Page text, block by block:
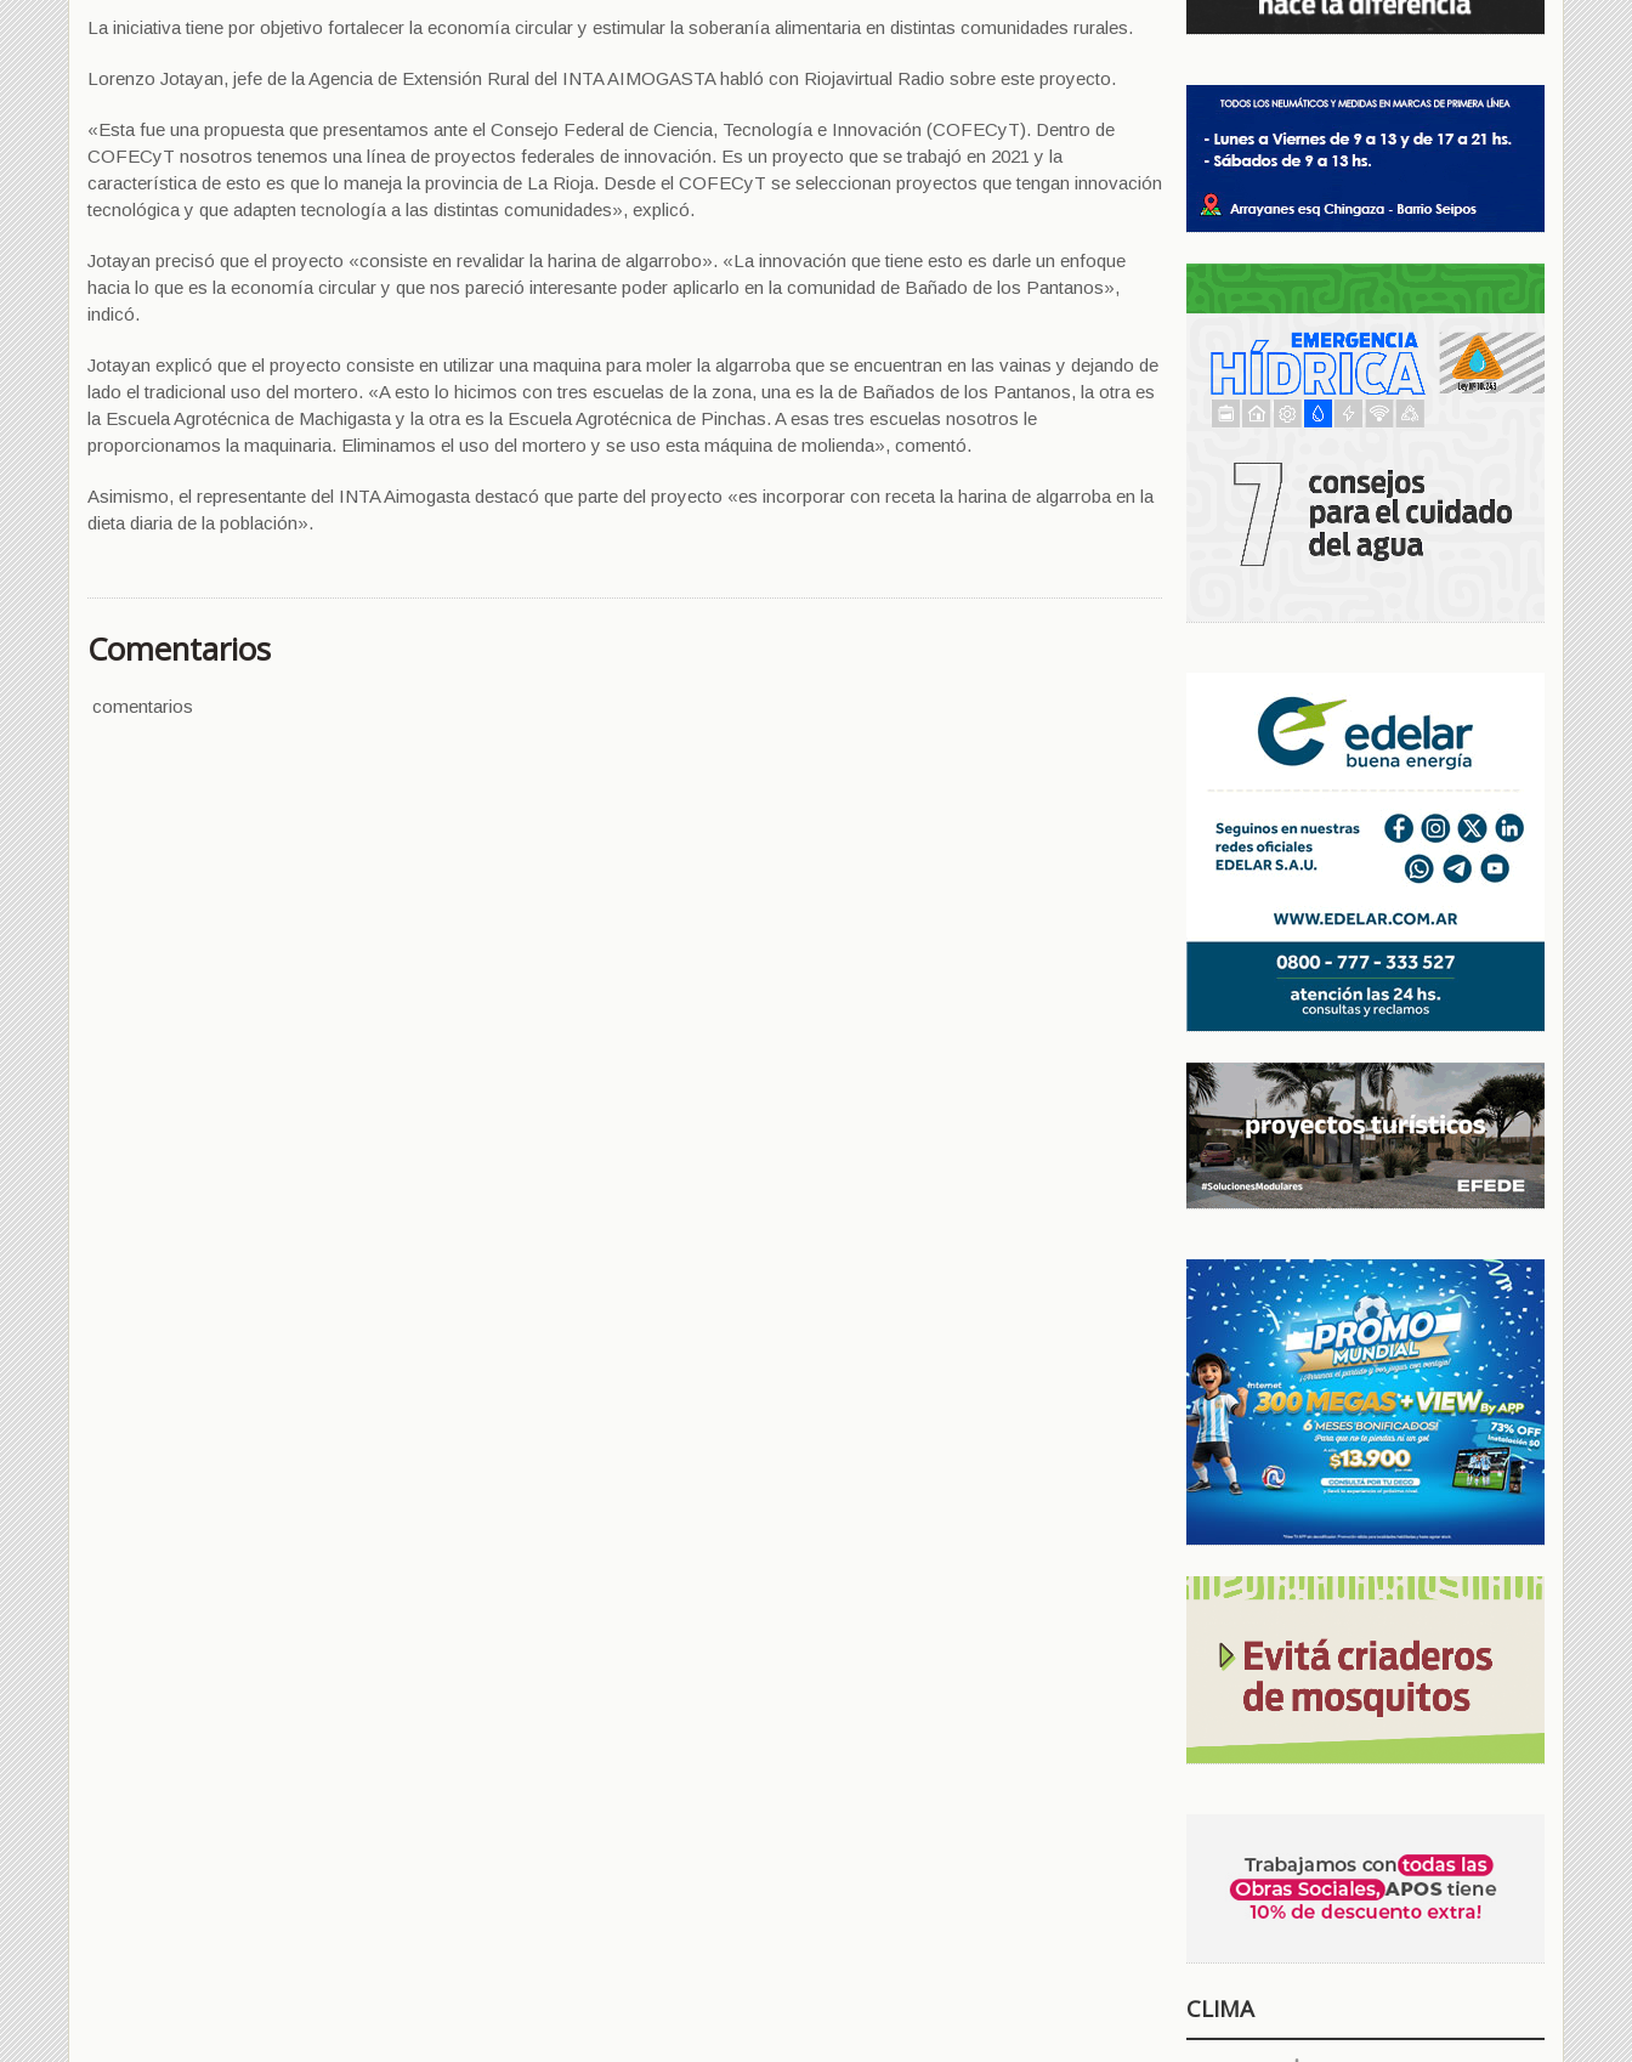
La iniciativa tiene por objetivo fortalecer la economía circular y estimular la soberanía alimentaria en distintas comunidades rurales.
Lorenzo Jotayan, jefe de la Agencia de Extensión Rural del INTA AIMOGASTA habló con Riojavirtual Radio sobre este proyecto.
«Esta fue una propuesta que presentamos ante el Consejo Federal de Ciencia, Tecnología e Innovación (COFECyT). Dentro de
COFECyT nosotros tenemos una línea de proyectos federales de innovación. Es un proyecto que se trabajó en 2021 y la
característica de esto es que lo maneja la provincia de La Rioja. Desde el COFECyT se seleccionan proyectos que tengan innovación
tecnológica y que adapten tecnología a las distintas comunidades», explicó.
Jotayan precisó que el proyecto «consiste en revalidar la harina de algarrobo». «La innovación que tiene esto es darle un enfoque
hacia lo que es la economía circular y que nos pareció interesante poder aplicarlo en la comunidad de Bañado de los Pantanos»,
indicó.
Jotayan explicó que el proyecto consiste en utilizar una maquina para moler la algarroba que se encuentran en las vainas y dejando de
lado el tradicional uso del mortero. «A esto lo hicimos con tres escuelas de la zona, una es la de Bañados de los Pantanos, la otra es
la Escuela Agrotécnica de Machigasta y la otra es la Escuela Agrotécnica de Pinchas. A esas tres escuelas nosotros le
proporcionamos la maquinaria. Eliminamos el uso del mortero y se uso esta máquina de molienda», comentó.
Asimismo, el representante del INTA Aimogasta destacó que parte del proyecto «es incorporar con receta la harina de algarroba en la
dieta diaria de la población».
Comentarios
comentarios
CLIMA